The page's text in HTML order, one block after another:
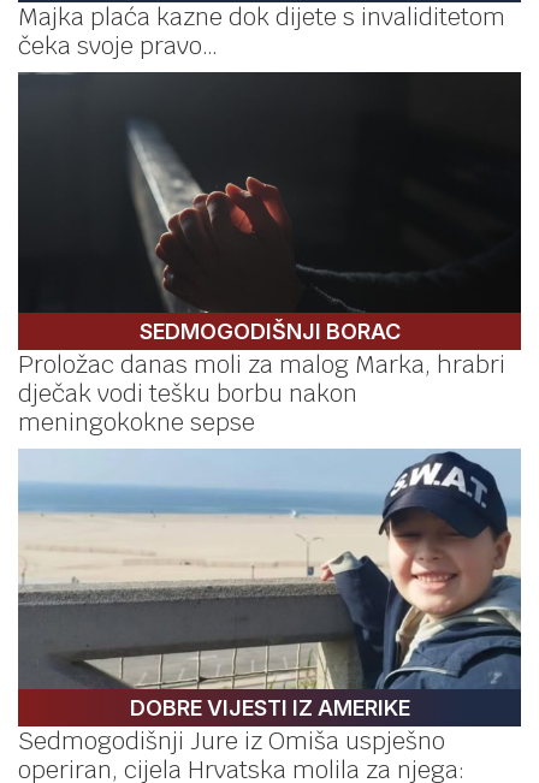
Majka plaća kazne dok dijete s invaliditetom
čeka svoje pravo…
SEDMOGODIŠNJI BORAC
Proložac danas moli za malog Marka, hrabri
dječak vodi tešku borbu nakon
meningokokne sepse
DOBRE VIJESTI IZ AMERIKE
Sedmogodišnji Jure iz Omiša uspješno
operiran, cijela Hrvatska molila za njega: